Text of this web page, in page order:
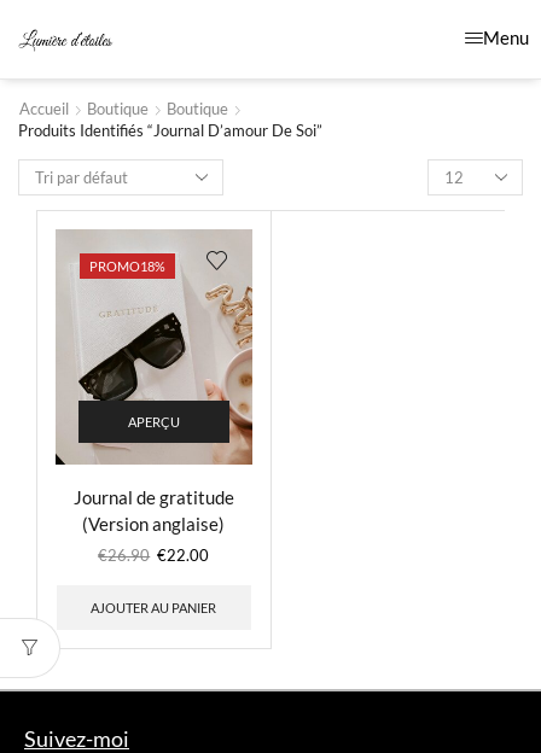
Menu
Accueil Boutique
Boutique
Produits Identifiés “journal D’amour De Soi”
PROMO18%
APERÇU
Journal de gratitude
(Version anglaise)
€26.90 €22.00
AJOUTER AU PANIER
Suivez-moi